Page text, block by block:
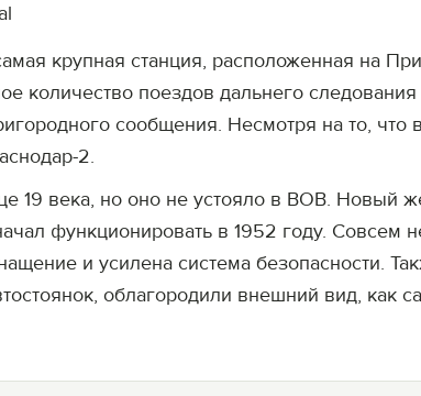
крупная станция, расположенная на
количество поездов дальнего
сообщения. Несмотря на то,
2.
19 века, но оно не устояло в ВОВ. Новый
функционировать в 1952 году. Совсем
и усилена система безопасности.
облагородили внешний вид, как